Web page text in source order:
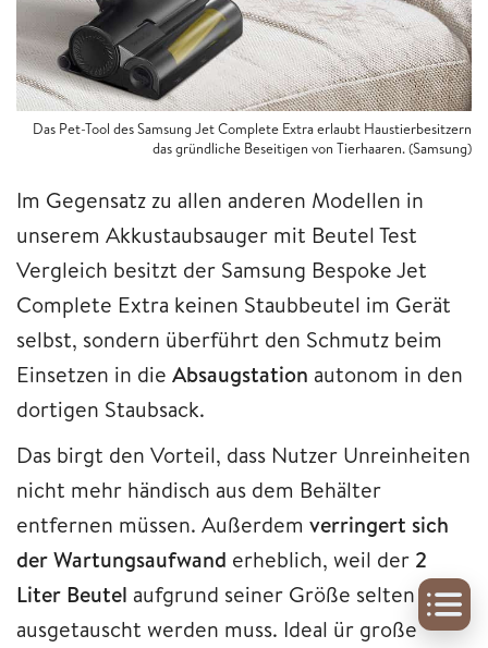
Das Pet-Tool des Samsung Jet Complete Extra erlaubt Haustierbesitzern
das gründliche Beseitigen von Tierhaaren. (Samsung)
Im Gegensatz zu allen anderen Modellen in
unserem Akkustaubsauger mit Beutel Test
Vergleich besitzt der Samsung Bespoke Jet
Complete Extra keinen Staubbeutel im Gerät
selbst, sondern überführt den Schmutz beim
Einsetzen in die Absaugstation autonom in den
dortigen Staubsack.
Das birgt den Vorteil, dass Nutzer Unreinheiten
nicht mehr händisch aus dem Behälter
entfernen müssen. Außerdem verringert sich
der Wartungsaufwand erheblich, weil der 2
Liter Beutel aufgrund seiner Größe selten
ausgetauscht werden muss. Ideal ür große